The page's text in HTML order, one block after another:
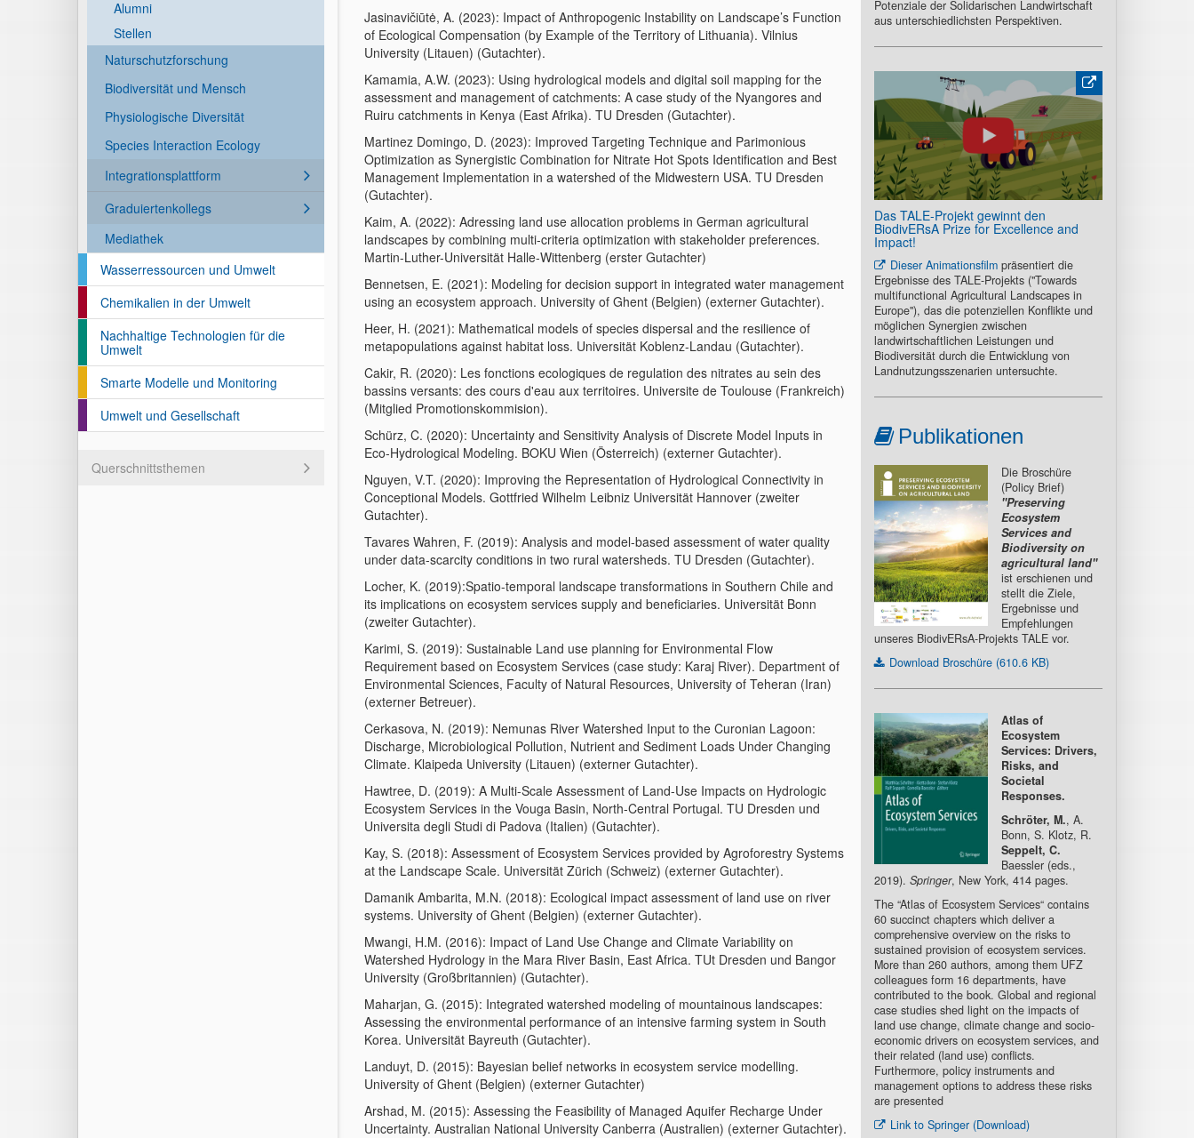
Alumni
Stellen
Naturschutzforschung
Biodiversität und Mensch
Physiologische Diversität
Species Interaction Ecology
Integrationsplattform
Graduiertenkollegs
Mediathek
Wasserressourcen und Umwelt
Chemikalien in der Umwelt
Nachhaltige Technologien für die
Umwelt
Smarte Modelle und Monitoring
Umwelt und Gesellschaft
Querschnittsthemen
Jasinavičiūtė, A. (2023): Impact of Anthropogenic Instability on Landscape’s Function
of Ecological Compensation (by Example of the Territory of Lithuania). Vilnius
University (Litauen) (Gutachter).
Kamamia, A.W. (2023): Using hydrological models and digital soil mapping for the
assessment and management of catchments: A case study of the Nyangores and
Ruiru catchments in Kenya (East Afrika). TU Dresden (Gutachter).
Martinez Domingo, D. (2023): Improved Targeting Technique and Parimonious
Optimization as Synergistic Combination for Nitrate Hot Spots Identification and Best
Management Implementation in a watershed of the Midwestern USA. TU Dresden
(Gutachter).
Kaim, A. (2022): Adressing land use allocation problems in German agricultural
landscapes by combining multi-criteria optimization with stakeholder preferences.
Martin-Luther-Universität Halle-Wittenberg (erster Gutachter)
Bennetsen, E. (2021): Modeling for decision support in integrated water management
using an ecosystem approach. University of Ghent (Belgien) (externer Gutachter).
Heer, H. (2021): Mathematical models of species dispersal and the resilience of
metapopulations against habitat loss. Universität Koblenz-Landau (Gutachter).
Cakir, R. (2020): Les fonctions ecologiques de regulation des nitrates au sein des
bassins versants: des cours d'eau aux territoires. Universite de Toulouse (Frankreich)
(Mitglied Promotionskommision).
Schürz, C. (2020): Uncertainty and Sensitivity Analysis of Discrete Model Inputs in
Eco-Hydrological Modeling. BOKU Wien (Österreich) (externer Gutachter).
Nguyen, V.T. (2020): Improving the Representation of Hydrological Connectivity in
Conceptional Models. Gottfried Wilhelm Leibniz Universität Hannover (zweiter
Gutachter).
Tavares Wahren, F. (2019): Analysis and model-based assessment of water quality
under data-scarcity conditions in two rural watersheds. TU Dresden (Gutachter).
Locher, K. (2019):Spatio-temporal landscape transformations in Southern Chile and
its implications on ecosystem services supply and beneficiaries. Universität Bonn
(zweiter Gutachter).
Karimi, S. (2019): Sustainable Land use planning for Environmental Flow
Requirement based on Ecosystem Services (case study: Karaj River). Department of
Environmental Sciences, Faculty of Natural Resources, University of Teheran (Iran)
(externer Betreuer).
Cerkasova, N. (2019): Nemunas River Watershed Input to the Curonian Lagoon:
Discharge, Microbiological Pollution, Nutrient and Sediment Loads Under Changing
Climate. Klaipeda University (Litauen) (externer Gutachter).
Hawtree, D. (2019): A Multi-Scale Assessment of Land-Use Impacts on Hydrologic
Ecosystem Services in the Vouga Basin, North-Central Portugal. TU Dresden und
Universita degli Studi di Padova (Italien) (Gutachter).
Kay, S. (2018): Assessment of Ecosystem Services provided by Agroforestry Systems
at the Landscape Scale. Universität Zürich (Schweiz) (externer Gutachter).
Damanik Ambarita, M.N. (2018): Ecological impact assessment of land use on river
systems. University of Ghent (Belgien) (externer Gutachter).
Mwangi, H.M. (2016): Impact of Land Use Change and Climate Variability on
Watershed Hydrology in the Mara River Basin, East Africa. TUt Dresden und Bangor
University (Großbritannien) (Gutachter).
Maharjan, G. (2015): Integrated watershed modeling of mountainous landscapes:
Assessing the environmental performance of an intensive farming system in South
Korea. Universität Bayreuth (Gutachter).
Landuyt, D. (2015): Bayesian belief networks in ecosystem service modelling.
University of Ghent (Belgien) (externer Gutachter)
Arshad, M. (2015): Assessing the Feasibility of Managed Aquifer Recharge Under
Uncertainty. Australian National University Canberra (Australien) (externer Gutachter).
Potenziale der Solidarischen Landwirtschaft
aus unterschiedlichsten Perspektiven.
Das TALE-Projekt gewinnt den
BiodivERsA Prize for Excellence and
Impact!
Dieser Animationsfilmpräsentiert die
Ergebnisse des TALE-Projekts ("Towards
multifunctional Agricultural Landscapes in
Europe"), das die potenziellen Konflikte und
möglichen Synergien zwischen
landwirtschaftlichen Leistungen und
Biodiversität durch die Entwicklung von
Landnutzungsszenarien untersuchte.
Publikationen
Die Broschüre
(Policy Brief)
"Preserving
Ecosystem
Services and
Biodiversity on
agricultural land"
ist erschienen und
stellt die Ziele,
Ergebnisse und
Empfehlungen
unseres BiodivERsA-Projekts TALE vor.
Download Broschüre (610.6 KB)
Atlas of
Ecosystem
Services: Drivers,
Risks, and
Societal
Responses.
Schröter, M., A.
Bonn, S. Klotz, R.
Seppelt, C.
Baessler (eds.,
2019). Springer, New York, 414 pages.
The “Atlas of Ecosystem Services“ contains
60 succinct chapters which deliver a
comprehensive overview on the risks to
sustained provision of ecosystem services.
More than 260 authors, among them UFZ
colleagues form 16 departments, have
contributed to the book. Global and regional
case studies shed light on the impacts of
land use change, climate change and socio-
economic drivers on ecosystem services, and
their related (land use) conflicts.
Furthermore, policy instruments and
management options to address these risks
are presented
Link to Springer (Download)